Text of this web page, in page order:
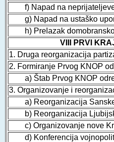
f) Napad na neprijateljeve
g) Napad na ustaško
h) Prelazak
VIII PRVI
1. Druga reorganizacija
2. Formiranje Prvog KNOP
a) Štab Prvog KNOP
3. Organizovanje i
a) Reorganizacija Sanske
b) Reorganizacija
c) Organizovanje nove
d) Konferencija